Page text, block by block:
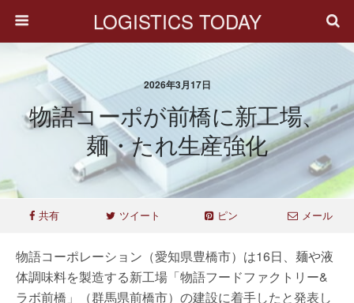
LOGISTICS TODAY
2026年3月17日
物語コーポが前橋に新工場、
麺・たれ生産強化
共有 ツイート ピン メール
物語コーポレーション（愛知県豊橋市）は16日、麺や液
体調味料を製造する新工場「物語フードファクトリー&
ラボ前橋」（群馬県前橋市）の建設に着手したと発表し